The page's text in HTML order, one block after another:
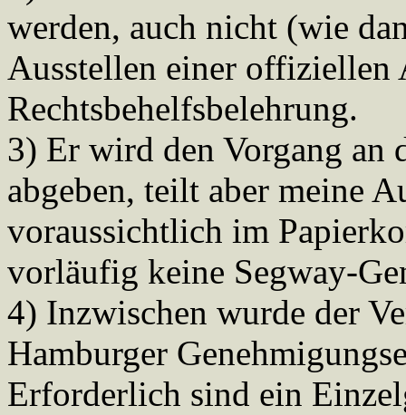
werden, auch nicht (wie
Ausstellen einer offiziellen
Rechtsbehelfsbelehrung.
3) Er wird den Vorgang an
abgeben, teilt aber meine
voraussichtlich im
vorläufig keine Segway-
4) Inzwischen wurde der
Hamburger
Erforderlich sind ein